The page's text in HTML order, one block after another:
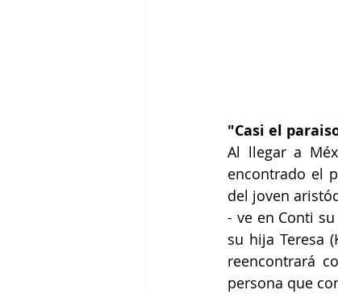
"Casi el
Al llegar a
encontrado el
del joven
- ve en Conti
su hija Teresa
reencontrará
persona que